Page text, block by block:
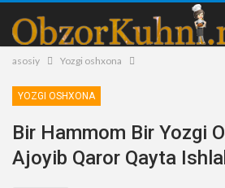
asosiy Yozgi oshxona
YOZGI OSHXONA
Bir Hammom Bir Yozgi
Ajoyib Qaror Qayta